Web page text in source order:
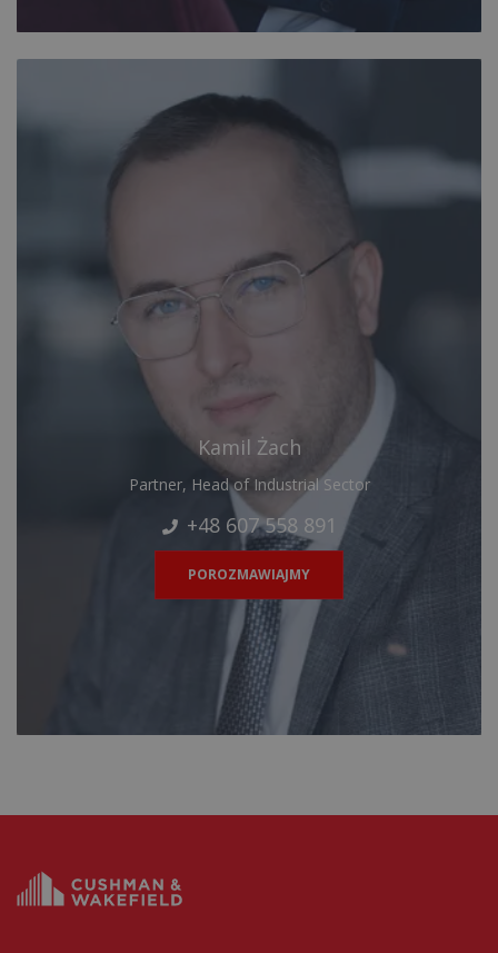
Kamil Żach
Partner, Head of Industrial Sector
+48 607 558 891
POROZMAWIAJMY